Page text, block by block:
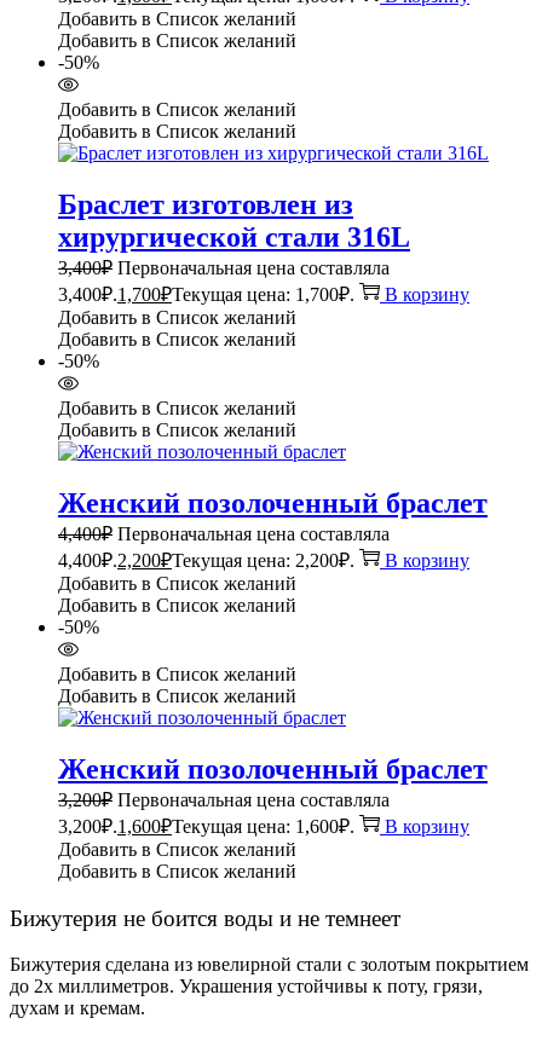
Добавить в Список желаний
Добавить в Список желаний
-50%
Добавить в Список желаний
Добавить в Список желаний
Браслет изготовлен из
хирургической стали 316L
3,400₽ Первоначальная цена составляла
3,400₽.1,700₽Текущая цена: 1,700₽.
В корзину
Добавить в Список желаний
Добавить в Список желаний
-50%
Добавить в Список желаний
Добавить в Список желаний
Женский позолоченный браслет
4,400₽ Первоначальная цена составляла
4,400₽.2,200₽Текущая цена: 2,200₽.
В корзину
Добавить в Список желаний
Добавить в Список желаний
-50%
Добавить в Список желаний
Добавить в Список желаний
Женский позолоченный браслет
3,200₽ Первоначальная цена составляла
3,200₽.1,600₽Текущая цена: 1,600₽.
В корзину
Добавить в Список желаний
Добавить в Список желаний
Бижутерия не боится воды и не темнеет
Бижутерия сделана из ювелирной стали с золотым покрытием
до 2х миллиметров. Украшения устойчивы к поту, грязи,
духам и кремам.